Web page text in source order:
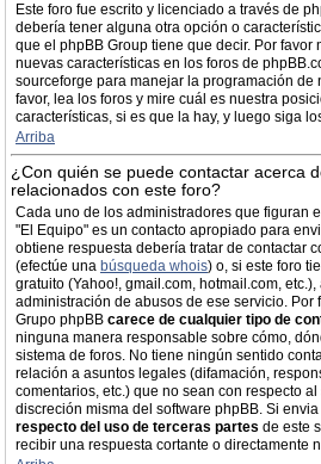
Este foro fue escrito y licenciado a través de
debería tener alguna otra opción o
que el phpBB Group tiene que decir. Por
nuevas características en los foros de
sourceforge para manejar la programación de
favor, lea los foros y mire cuál es nuestra
características, si es que la hay, y luego siga
Arriba
¿Con quién se puede contactar acerca
relacionados con este foro?
Cada uno de los administradores que figuran
"El Equipo" es un contacto apropiado para
obtiene respuesta debería tratar de contactar
(efectúe una búsqueda whois) o, si este foro
gratuito (Yahoo!, gmail.com, hotmail.com,
administración de abusos de ese servicio. Por
Grupo phpBB carece de cualquier tipo de
ninguna manera responsable sobre cómo,
sistema de foros. No tiene ningún sentido
relación a asuntos legales (difamación,
comentarios, etc.) que no sean con respecto
discreción misma del software phpBB. Si
respecto del uso de terceras partes de este
recibir una respuesta cortante o directamente